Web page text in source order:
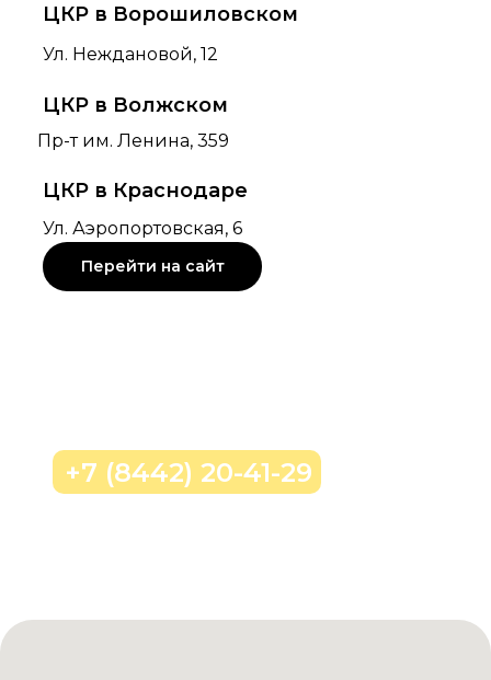
Ул. Неждановой, 12
ЦКР в Волжском
ЦКР в Краснодаре
Пр-т им. Ленина, 359
Ул. Аэропортовская, 6
Перейти на сайт
ЦКР в Ворошиловском
+7 (8442) 20-41-29